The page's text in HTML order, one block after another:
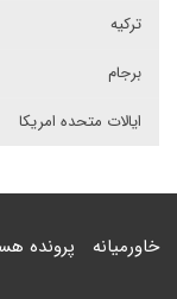
ترکیه
برجام
ایالات متحده امریکا
خاورمیانه پرونده